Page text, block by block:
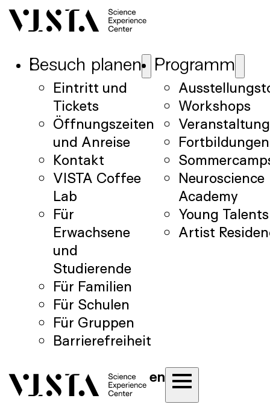
Besuch planen
Eintritt und
Tickets
Öffnungszeiten
und Anreise
Kontakt
VISTA Coffee
Lab
Für
Erwachsene
und
Studierende
Für Familien
Für Schulen
Für Gruppen
Barrierefreiheit
Programm
Workshops
Fortbildungen
Neuroscience
Academy
Young
Artist
en